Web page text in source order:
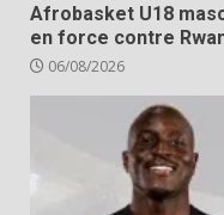
Afrobasket U18
en force contre
06/08/2026